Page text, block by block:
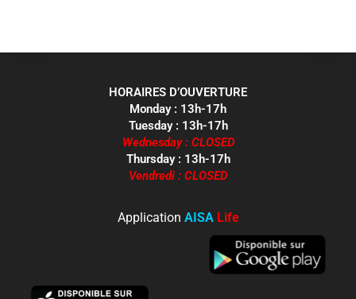
HORAIRES D’OUVERTURE
Monday : 13h-17h
Tuesday : 13h-17h
Wednesday : CLOSED
Thursday : 13h-17h
Vendredi : CLOSED
Application AISA Life